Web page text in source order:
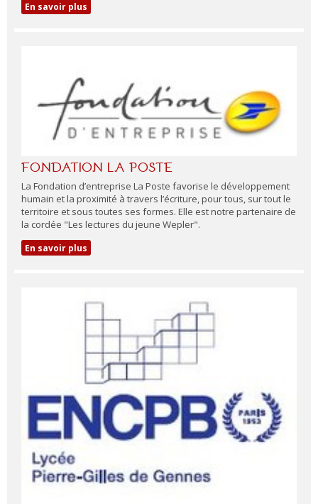
En savoir plus
FONDATION LA POSTE
La Fondation d’entreprise La Poste favorise le développement
humain et la proximité à travers l’écriture, pour tous, sur tout le
territoire et sous toutes ses formes. Elle est notre partenaire de
la cordée "Les lectures du jeune Wepler".
En savoir plus